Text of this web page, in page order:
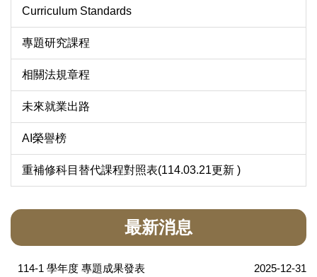
Curriculum Standards
專題研究課程
相關法規章程
未來就業出路
AI榮譽榜
重補修科目替代課程對照表(114.03.21更新 )
最新消息
114-1 學年度 專題成果發表
2025-12-31